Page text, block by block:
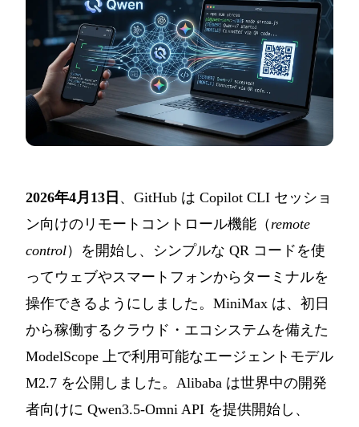
2026年4月13日 、GitHub は Copilot CLI セッショ
ン向けのリモートコントロール機能（remote
control）を開始し、シンプルな QR コードを使
ってウェブやスマートフォンからターミナルを
操作できるようにしました。MiniMax は、初日
から稼働するクラウド・エコシステムを備えた
ModelScope 上で利用可能なエージェントモデル
M2.7 を公開しました。Alibaba は世界中の開発
者向けに Qwen3.5-Omni API を提供開始し、